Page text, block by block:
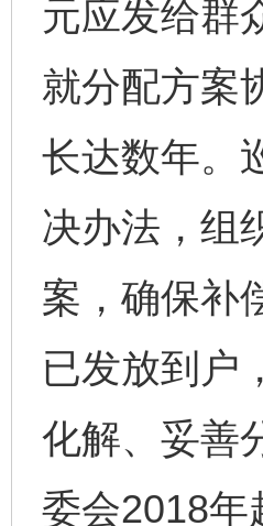
元应发给群
就分配方案
长达数年。
决办法，组
案，确保补
已发放到户
化解、妥善
委会2018年